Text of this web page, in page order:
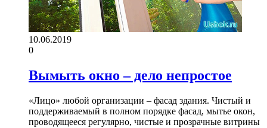
10.06.2019
0
Вымыть окно – дело непростое
«Лицо» любой организации – фасад здания. Чистый и
поддерживаемый в полном порядке фасад, мытье окон,
проводящееся регулярно, чистые и прозрачные витрины